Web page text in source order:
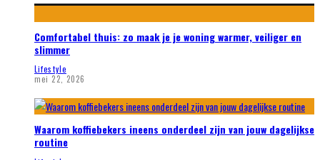
Comfortabel thuis: zo maak je je woning warmer, veiliger en
slimmer
Lifestyle
mei 22, 2026
Waarom koffiebekers ineens onderdeel zijn van jouw dagelijkse
routine